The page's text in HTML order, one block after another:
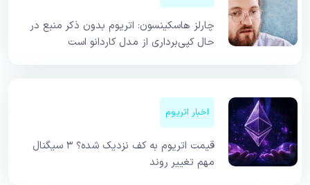
چارلز هاسکینسون: اتریوم بدون ذکر منبع در
حال کپی‌برداری از مدل کاردانو است
اخبار اتریوم
قیمت اتریوم به کف نزدیک شده؟ ۳ سیگنال
مهم تغییر روند